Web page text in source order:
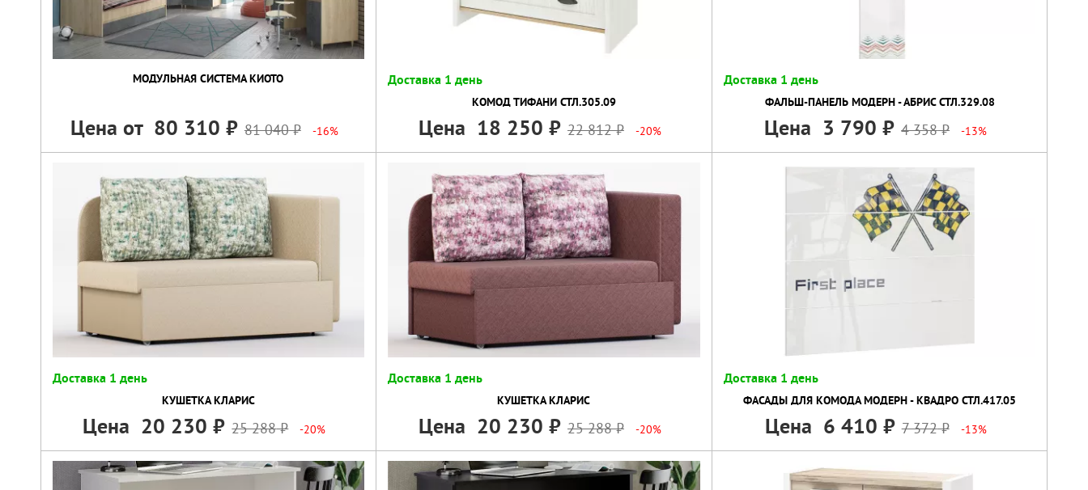
МОДУЛЬНАЯ СИСТЕМА КИОТО
Цена от 80 310 81 040 -16%
Доставка 1 день
КОМОД ТИФАНИ СТЛ.305.09
Цена 18 250 22 812 -20%
Доставка 1 день
ФАЛЬШ-ПАНЕЛЬ МОДЕРН - АБРИС СТЛ.329.08
Цена 3 790 4 358 -13%
Доставка 1 день
КУШЕТКА КЛАРИС
Цена 20 230 25 288 -20%
Доставка 1 день
КУШЕТКА КЛАРИС
Цена 20 230 25 288 -20%
Доставка 1 день
ФАСАДЫ ДЛЯ КОМОДА МОДЕРН - КВАДРО СТЛ.417.05
Цена 6 410 7 372 -13%